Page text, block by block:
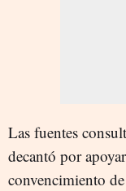
Las fuentes
decantó por
convencimiento